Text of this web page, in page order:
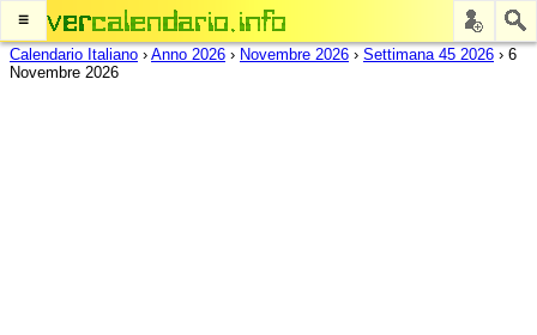
≡
Calendario Italiano › Anno 2026 › Novembre 2026 › Settimana 45 2026 › 6
Novembre 2026